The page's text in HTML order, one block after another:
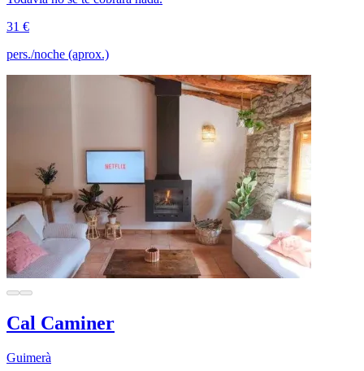
31 €
pers./noche (aprox.)
Cal Caminer
Guimerà